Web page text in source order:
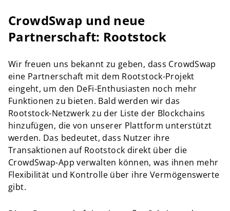
CrowdSwap und neue
Partnerschaft: Rootstock
Wir freuen uns bekannt zu geben, dass CrowdSwap
eine Partnerschaft mit dem Rootstock-Projekt
eingeht, um den DeFi-Enthusiasten noch mehr
Funktionen zu bieten. Bald werden wir das
Rootstock-Netzwerk zu der Liste der Blockchains
hinzufügen, die von unserer Plattform unterstützt
werden. Das bedeutet, dass Nutzer ihre
Transaktionen auf Rootstock direkt über die
CrowdSwap-App verwalten können, was ihnen mehr
Flexibilität und Kontrolle über ihre Vermögenswerte
gibt.